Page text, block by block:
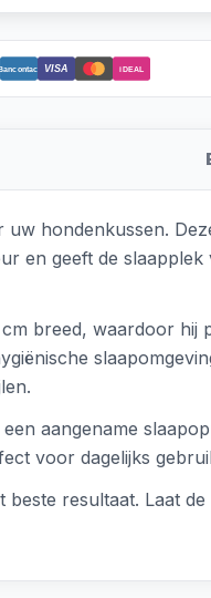
VISA iDEAL
hondenkussen.
en geeft de
breed, waardoor hij
aangename
voor dagelijks
resultaat. Laat